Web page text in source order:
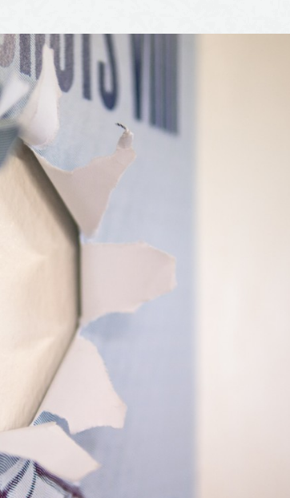
Por favor, deja este campo vacío.
Tu presupuesto aproximado es de: *
Para cuando lo necesitas: *